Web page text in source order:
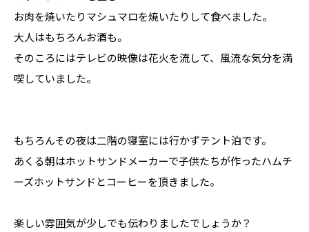
お肉を焼いたりマシュマロを焼いたりして食べました。
大人はもちろんお酒も。
そのころにはテレビの映像は花火を流して、風流な気分を満
喫していました。
もちろんその夜は二階の寝室には行かずテント泊です。
あくる朝はホットサンドメーカーで子供たちが作ったハムチ
ーズホットサンドとコーヒーを頂きました。
楽しい雰囲気が少しでも伝わりましたでしょうか？